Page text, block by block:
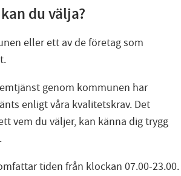
du välja?
eller ett av de företag som
genom kommunen har
enligt våra kvalitetskrav. Det
vem du väljer, kan känna dig trygg
tiden från klockan 07.00-23.00.